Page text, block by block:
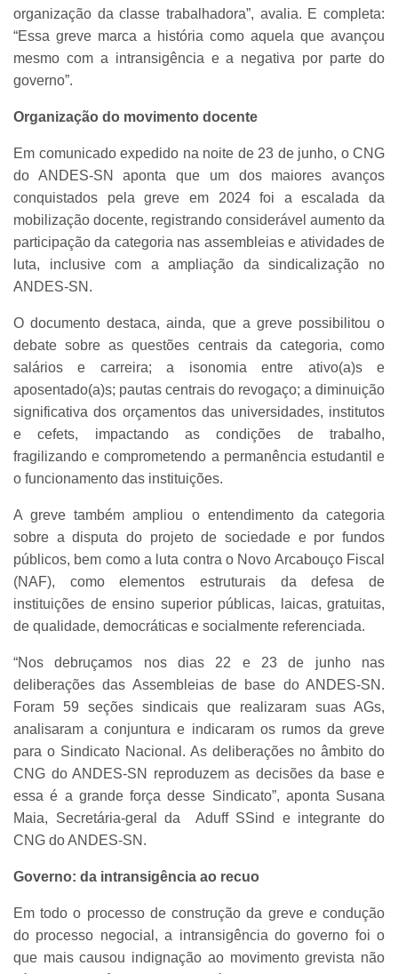
organização da classe trabalhadora”, avalia. E completa:
“Essa greve marca a história como aquela que avançou
mesmo com a intransigência e a negativa por parte do
governo”.
Organização do movimento docente
Em comunicado expedido na noite de 23 de junho, o CNG
do ANDES-SN aponta que um dos maiores avanços
conquistados pela greve em 2024 foi a escalada da
mobilização docente, registrando considerável aumento da
participação da categoria nas assembleias e atividades de
luta, inclusive com a ampliação da sindicalização no
ANDES-SN.
O documento destaca, ainda, que a greve possibilitou o
debate sobre as questões centrais da categoria, como
salários e carreira; a isonomia entre ativo(a)s e
aposentado(a)s; pautas centrais do revogaço; a diminuição
significativa dos orçamentos das universidades, institutos
e cefets, impactando as condições de trabalho,
fragilizando e comprometendo a permanência estudantil e
o funcionamento das instituições.
A greve também ampliou o entendimento da categoria
sobre a disputa do projeto de sociedade e por fundos
públicos, bem como a luta contra o Novo Arcabouço Fiscal
(NAF), como elementos estruturais da defesa de
instituições de ensino superior públicas, laicas, gratuitas,
de qualidade, democráticas e socialmente referenciada.
“Nos debruçamos nos dias 22 e 23 de junho nas
deliberações das Assembleias de base do ANDES-SN.
Foram 59 seções sindicais que realizaram suas AGs,
analisaram a conjuntura e indicaram os rumos da greve
para o Sindicato Nacional. As deliberações no âmbito do
CNG do ANDES-SN reproduzem as decisões da base e
essa é a grande força desse Sindicato”, aponta Susana
Maia, Secretária-geral da Aduff SSind e integrante do
CNG do ANDES-SN.
Governo: da intransigência ao recuo
Em todo o processo de construção da greve e condução
do processo negocial, a intransigência do governo foi o
que mais causou indignação ao movimento grevista não